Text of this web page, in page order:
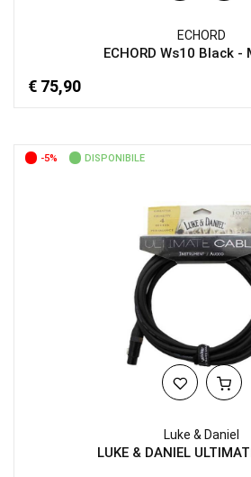
ECHORD
ECHORD Ws10 Black -
€ 75,90
-5% DISPONIBILE
Luke & Daniel
LUKE & DANIEL